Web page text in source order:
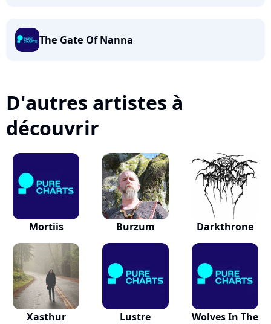
The Gate Of Nanna
D'autres artistes à
découvrir
Mortiis Burzum Darkthrone
Xasthur Lustre
Wolves In The